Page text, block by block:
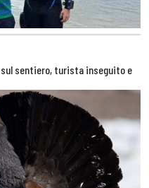
sul sentiero, turista inseguito e